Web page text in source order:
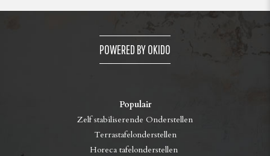
POWERED BY OKIDO
Populair
Zelf stabiliserende Onderstellen
Terrastafelonderstellen
Horeca tafelonderstellen